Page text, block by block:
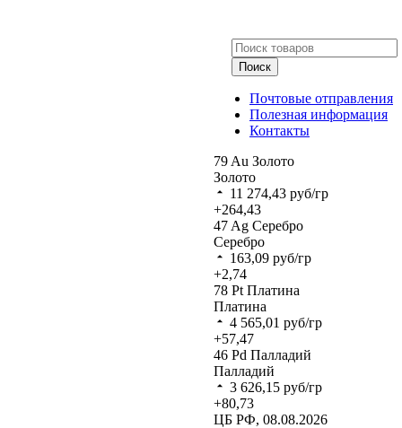
Поиск
Почтовые отправления
Полезная информация
Контакты
79 Au Золото
Золото
11 274,43 руб/гр
+264,43
47 Ag Серебро
Серебро
163,09 руб/гр
+2,74
78 Pt Платина
Платина
4 565,01 руб/гр
+57,47
46 Pd Палладий
Палладий
3 626,15 руб/гр
+80,73
ЦБ РФ, 08.08.2026